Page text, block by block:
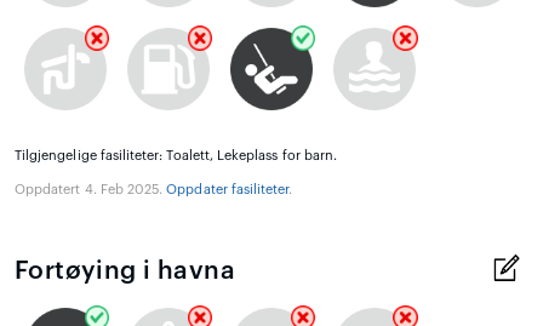
Tilgjengelige fasiliteter: Toalett, Lekeplass for barn.
Oppdatert 4. Feb 2025.Oppdater fasiliteter.
Fortøying i havna